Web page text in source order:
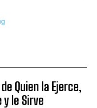
Quien la Ejerce,
y le Sirve